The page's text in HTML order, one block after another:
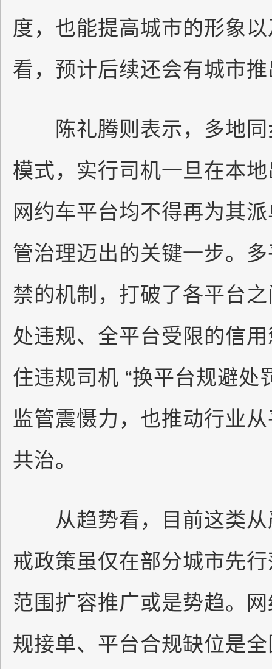
度，也能提高城市的形象
看，预计后续还会有城市
陈礼腾则表示，多地同
模式，实行司机一旦在本
网约车平台均不得再为其
管治理迈出的关键一步。
禁的机制，打破了各平台
处违规、全平台受限的信
住违规司机 “换平台规避处
监管震慑力，也推动行业
共治。
从趋势看，目前这类从
戒政策虽仅在部分城市先
范围扩容推广或是势趋。
规接单、平台合规缺位是